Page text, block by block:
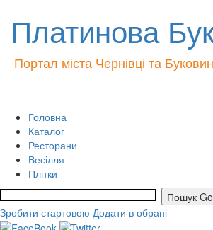
Платинова
Портал міста Чернівці та
Головна
Каталог
Ресторани
Весілля
Плітки
Зробити стартовою Додати в обрані